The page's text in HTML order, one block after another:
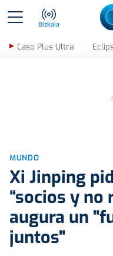
Bizkaia
Caso Plus Ultra
MUNDO
Xi Jinping
“socios y no
augura un
juntos"